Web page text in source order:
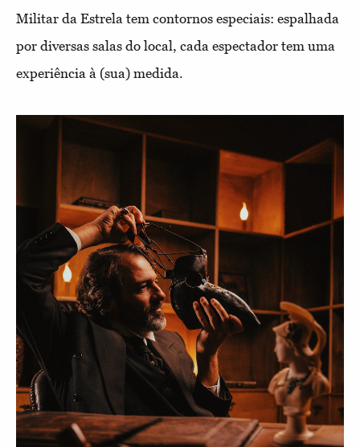
Militar da Estrela tem contornos especiais: espalhada
por diversas salas do local, cada espectador tem uma
experiência à (sua) medida.